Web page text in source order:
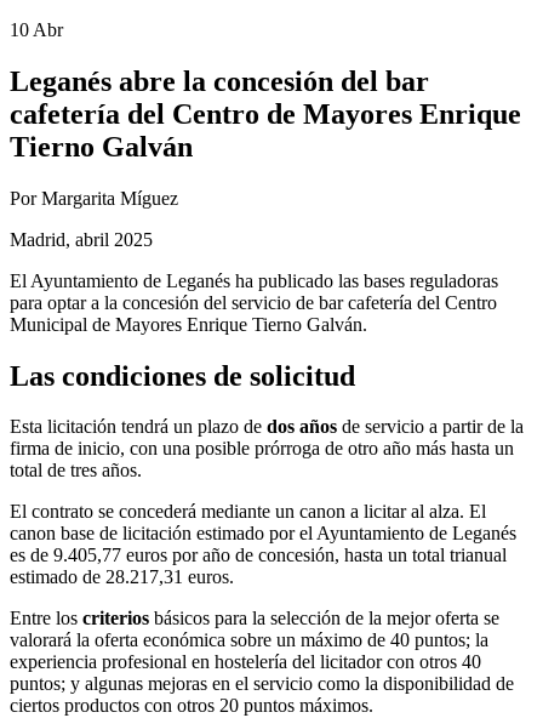
10 Abr
Leganés abre la concesión del bar
cafetería del Centro de Mayores Enrique
Tierno Galván
Por Margarita Míguez
Madrid, abril 2025
El Ayuntamiento de Leganés ha publicado las bases reguladoras
para optar a la concesión del servicio de bar cafetería del Centro
Municipal de Mayores Enrique Tierno Galván.
Las condiciones de solicitud
Esta licitación tendrá un plazo de dos años de servicio a partir de la
firma de inicio, con una posible prórroga de otro año más hasta un
total de tres años.
El contrato se concederá mediante un canon a licitar al alza. El
canon base de licitación estimado por el Ayuntamiento de Leganés
es de 9.405,77 euros por año de concesión, hasta un total trianual
estimado de 28.217,31 euros.
Entre los criterios básicos para la selección de la mejor oferta se
valorará la oferta económica sobre un máximo de 40 puntos; la
experiencia profesional en hostelería del licitador con otros 40
puntos; y algunas mejoras en el servicio como la disponibilidad de
ciertos productos con otros 20 puntos máximos.